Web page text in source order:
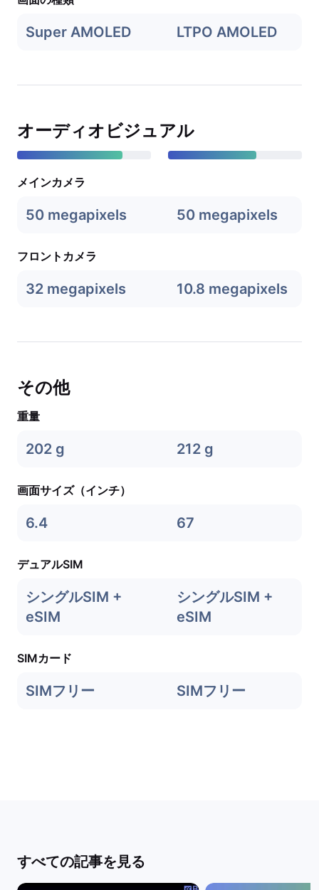
Super AMOLED LTPO AMOLED
オーディオビジュアル
メインカメラ
50 megapixels 50 megapixels
フロントカメラ
32 megapixels 10.8 megapixels
その他
重量
202 g 212 g
画面サイズ（インチ）
6.4 67
デュアルSIM
シングルSIM +
eSIM
シングルSIM +
eSIM
SIMカード
SIMフリー SIMフリー
すべての記事を見る